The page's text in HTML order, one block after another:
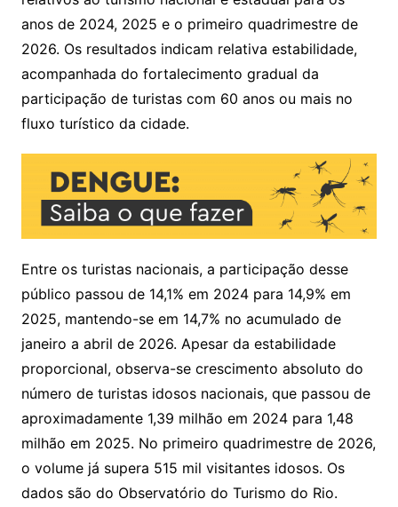
p
p
o
o
k
anos de 2024, 2025 e o primeiro quadrimestre de
2026. Os resultados indicam relativa estabilidade,
acompanhada do fortalecimento gradual da
participação de turistas com 60 anos ou mais no
fluxo turístico da cidade.
Entre os turistas nacionais, a participação desse
público passou de 14,1% em 2024 para 14,9% em
2025, mantendo-se em 14,7% no acumulado de
janeiro a abril de 2026. Apesar da estabilidade
proporcional, observa-se crescimento absoluto do
número de turistas idosos nacionais, que passou de
aproximadamente 1,39 milhão em 2024 para 1,48
milhão em 2025. No primeiro quadrimestre de 2026,
o volume já supera 515 mil visitantes idosos. Os
dados são do Observatório do Turismo do Rio.